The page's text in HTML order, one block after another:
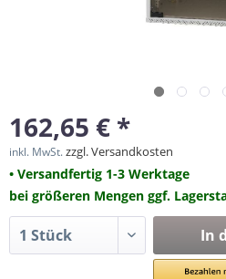
162,65 € *
inkl. MwSt.zzgl. Versandkosten
• Versandfertig 1-3 Werktage
bei größeren Mengen ggf.
In